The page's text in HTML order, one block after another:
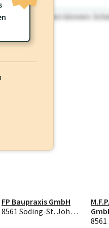
nicht einsehen können.
FP Baupraxis GmbH
8561 Söding-St. Johann